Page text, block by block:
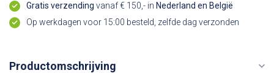
Gratis verzending vanaf € 150,- in Nederland en België
Op werkdagen voor 15:00 besteld, zelfde dag verzonden
Productomschrijving